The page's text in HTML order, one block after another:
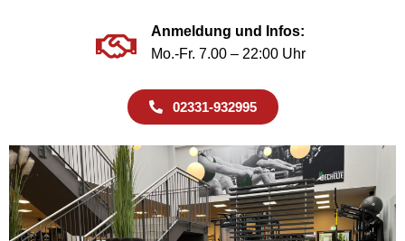
Anmeldung und Infos:
Mo.-Fr. 7.00 – 22:00 Uhr
02331-932995